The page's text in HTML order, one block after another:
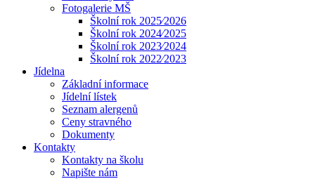
Fotogalerie MŠ
Školní rok 2025⁄2026
Školní rok 2024⁄2025
Školní rok 2023⁄2024
Školní rok 2022⁄2023
Jídelna
Základní informace
Jídelní lístek
Seznam alergenů
Ceny stravného
Dokumenty
Kontakty
Kontakty na školu
Napište nám